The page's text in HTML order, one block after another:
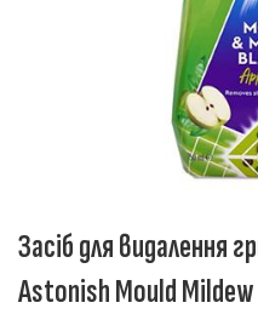
Засіб для видалення
Astonish Mould